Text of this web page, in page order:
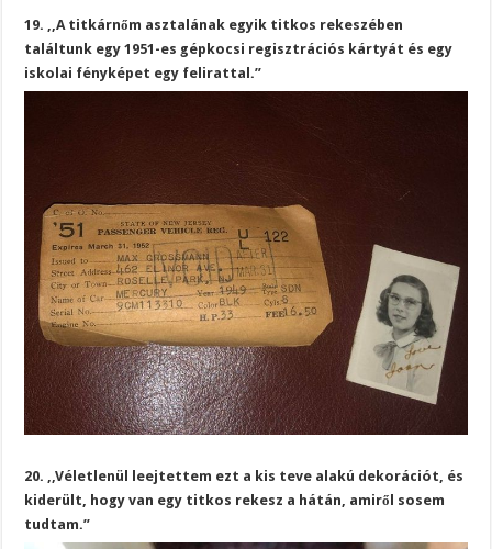
19. ,,A titkárnőm asztalának egyik titkos rekeszében
találtunk egy 1951-es gépkocsi regisztrációs kártyát és egy
iskolai fényképet egy felirattal.”
20. ,,Véletlenül leejtettem ezt a kis teve alakú dekorációt, és
kiderült, hogy van egy titkos rekesz a hátán, amiről sosem
tudtam.”